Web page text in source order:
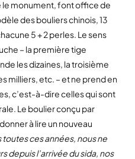
le monument, font office de
des bouliers chinois, 13
5 + 2 perles. Le sens
– la première tige
les dizaines, la troisième
milliers, etc. – et ne prend en
c’est-à-dire celles qui sont
Le boulier conçu par
à lire un nouveau
toutes ces années, nous ne
depuis l’arrivée du sida, nos